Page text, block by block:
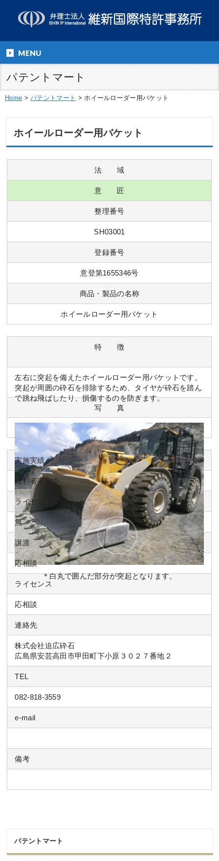
MENU
パテントマート
Home >パテントマート >ホイールローダー用バケット
ホイールローダー用バケット
法 域
意 匠
整理番号
SH03001
登録番号
意登第1655346号
商品・製品の名称
ホイールローダー用バケット
特 徴
左右に突起を備えたホイールローダー用バケットです。
突起が周囲の砕石を排除するため、タイヤが砕石を踏ん
で跳ね飛ばしたり、損傷するのを防ぎます。
写 真
＊白丸で囲んだ部分が突起となります。
実施実績
権利者実施中
ライセンス実績
無
譲渡
応相談
ライセンス
応相談
連絡先
株式会社迫広砕石
広島県安芸高田市甲田町下小原３０２７番地２
TEL
082-818-3559
e-mail
備考
パテントマート